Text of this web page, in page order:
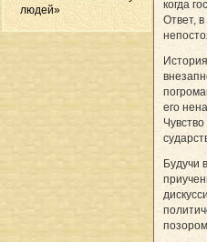
людей»
когда
Ответ,
его
Будучи